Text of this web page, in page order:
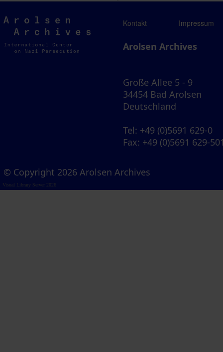
Arolsen
Archives
Kontakt Impressum
Arolsen Archives
Große Allee 5 - 9
34454 Bad Arolsen
Deutschland
Tel: +49 (0)5691 629-0
Fax: +49 (0)5691 629-
© Copyright 2026 Arolsen Archives
Visual Library Server 2026